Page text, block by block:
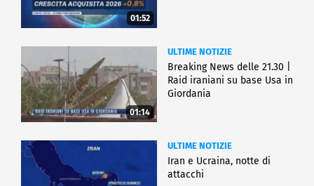
01:52
01:14
ULTIME NOTIZIE
Breaking News delle 21.30 |
Raid iraniani su base Usa in
Giordania
ULTIME NOTIZIE
Iran e Ucraina, notte di
attacchi